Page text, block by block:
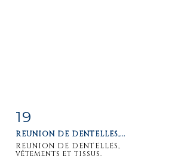
19
REUNION DE DENTELLES,...
REUNION DE DENTELLES,
vêtements et tissus.